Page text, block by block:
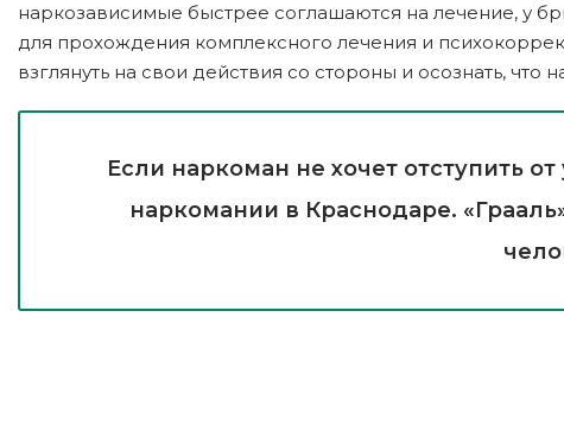
наркозависимые быстрее соглашаются на лечение, у
для прохождения комплексного лечения и
взглянуть на свои действия со стороны и осознать,
Если наркоман не хочет отступить
наркомании в Краснодаре.